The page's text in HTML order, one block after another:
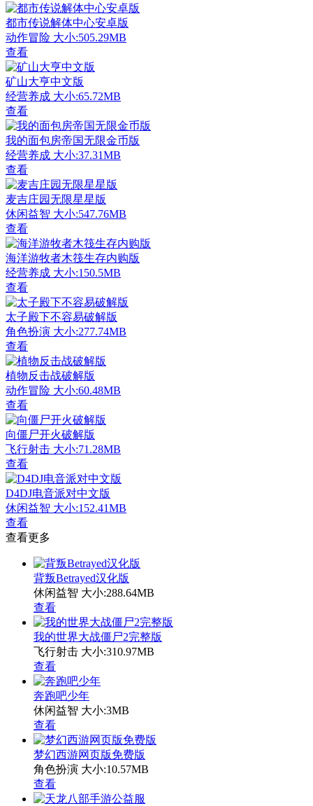
都市传说解体中心安卓版
动作冒险 大小:505.29MB
查看
矿山大亨中文版
经营养成 大小:65.72MB
查看
我的面包房帝国无限金币版
经营养成 大小:37.31MB
查看
麦吉庄园无限星星版
休闲益智 大小:547.76MB
查看
海洋游牧者木筏生存内购版
经营养成 大小:150.5MB
查看
太子殿下不容易破解版
角色扮演 大小:277.74MB
查看
植物反击战破解版
动作冒险 大小:60.48MB
查看
向僵尸开火破解版
飞行射击 大小:71.28MB
查看
D4DJ电音派对中文版
休闲益智 大小:152.41MB
查看
查看更多
背叛Betrayed汉化版
休闲益智 大小:288.64MB
查看
我的世界大战僵尸2完整版
飞行射击 大小:310.97MB
查看
奔跑吧少年
休闲益智 大小:3MB
查看
梦幻西游网页版免费版
角色扮演 大小:10.57MB
查看